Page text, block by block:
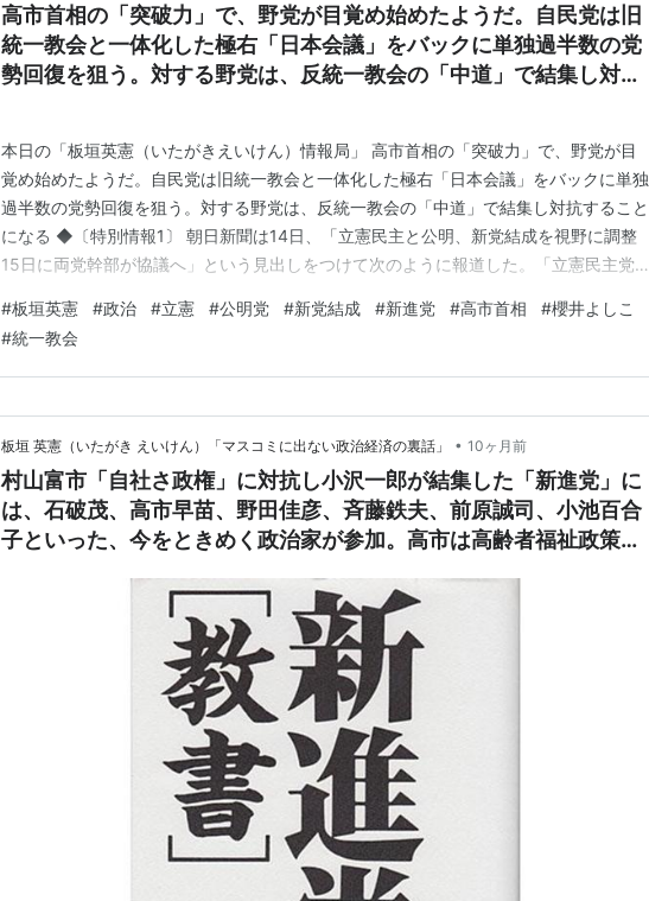
高市首相の「突破力」で、野党が目覚め始めたようだ。自民党は旧
統一教会と一体化した極右「日本会議」をバックに単独過半数の党
勢回復を狙う。対する野党は、反統一教会の「中道」で結集し対抗
本日の「板垣英憲（いたがきえいけん）情報局」 高市首相の「突破力」で、野党が目
覚め始めたようだ。自民党は旧統一教会と一体化した極右「日本会議」をバックに単独
過半数の党勢回復を狙う。対する野党は、反統一教会の「中道」で結集し対抗すること
になる ◆〔特別情報1〕 朝日新聞は14日、「立憲民主と公明、新党結成を視野に調整
15日に両党幹部が協議へ」という見出しをつけて次のように報道した。「立憲民主党
会冒頭での衆院解散が迫る中、15日に両党幹部が協議し、今後の方向性を決定する見
通しだ。ともに『中道』を掲げる両党による新党結…
#板垣英憲 #政治 #立憲 #公明党 #新党結成 #新進党 #高市首相 #櫻井よしこ
#統一教会
板垣 英憲（いたがき えいけん）「マスコミに出ない政治経済の裏話」 • 10ヶ月前
村山富市「自社さ政権」に対抗し小沢一郎が結集した「新進党」に
は、石破茂、高市早苗、野田佳彦、斉藤鉄夫、前原誠司、小池百合
子といった、今をときめく政治家が参加。高市は高齢者福祉政策に